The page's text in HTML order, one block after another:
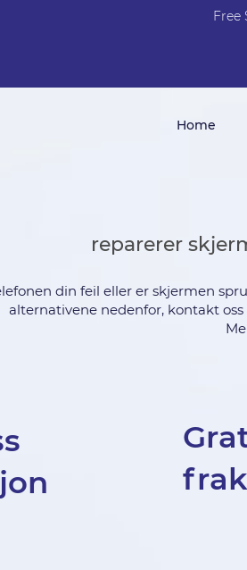
Free
Home
reparerer
din feil eller er skjermen
alternativene nedenfor, kontakt